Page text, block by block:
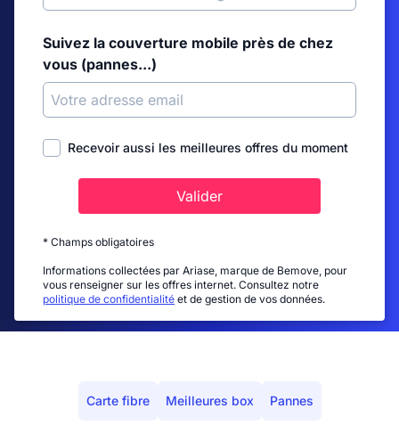
Suivez la couverture mobile près de chez
vous (pannes...)
Recevoir aussi les meilleures offres du moment
Valider
* Champs obligatoires
Informations collectées par Ariase, marque de Bemove, pour
vous renseigner sur les offres internet. Consultez notre
politique de confidentialité et de gestion de vos données.
Carte fibre Meilleures box Pannes